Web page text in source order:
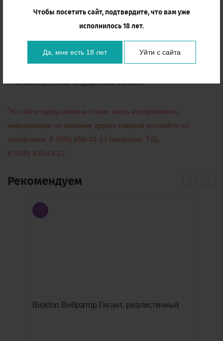
Чтобы посетить сайт, подтвердите, что вам уже
исполнилось 18 лет.
Да, мне есть 18 лет Уйти с сайта
- С электростимуляцией;
- Гипоаллергенный медицинский силикон.
*На сайте представлена только часть ассортимента,
информацию по наличию других товаров уточняйте по
телефонам: 8 (905) 658-43-12 (whatsapp TG)
8 (920) 430-43-12
Рекомендуем
Bioklon Вибратор Гигант, реалистичный